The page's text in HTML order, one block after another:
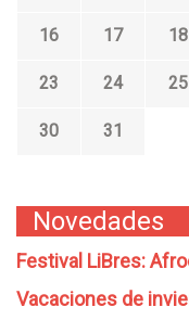
n
t
e
r
16 17 18
23 24 25
30
31
Novedades
Festival LiBres:
Vacaciones de